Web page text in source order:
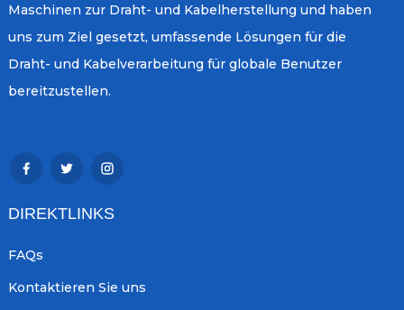
Maschinen zur Draht- und Kabelherstellung und haben
uns zum Ziel gesetzt, umfassende Lösungen für die
Draht- und Kabelverarbeitung für globale Benutzer
bereitzustellen.
DIREKTLINKS
FAQs
Kontaktieren Sie uns